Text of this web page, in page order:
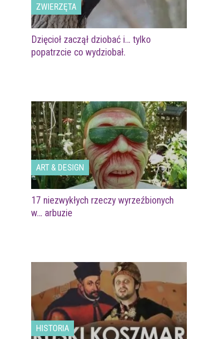
ZWIERZĘTA
Dzięcioł zaczął dziobać i… tylko
popatrzcie co wydziobał.
ART & DESIGN
17 niezwykłych rzeczy wyrzeźbionych
w… arbuzie
HISTORIA